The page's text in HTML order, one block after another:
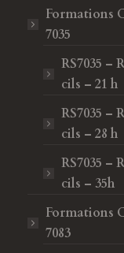
Formations
7035
RS7035 –
cils – 21 h
RS7035 –
cils – 28 h
RS7035 –
cils – 35h
Formations
7083